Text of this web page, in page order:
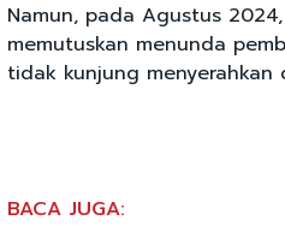
Namun, pada Agustus
memutuskan menunda
tidak kunjung menyerahkan
BACA JUGA: